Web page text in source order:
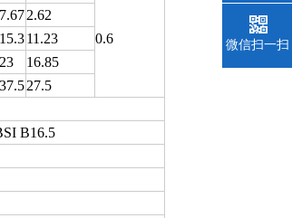
0.6
7.67 2.62
15.3 11.23
23
16.85
37.5 27.5
B16.5
微信扫一扫